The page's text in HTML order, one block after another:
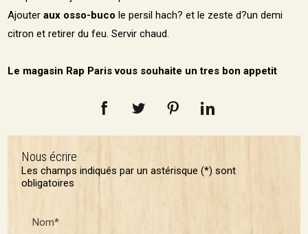
Ajouteraux osso-buco le persil hach? et le zeste d?un demi
citron et retirer du feu. Servir chaud.
Le magasin Rap Paris vous souhaite un tres bon appetit
Nous écrire
Les champs indiqués par un astérisque (*) sont
obligatoires
Nom*